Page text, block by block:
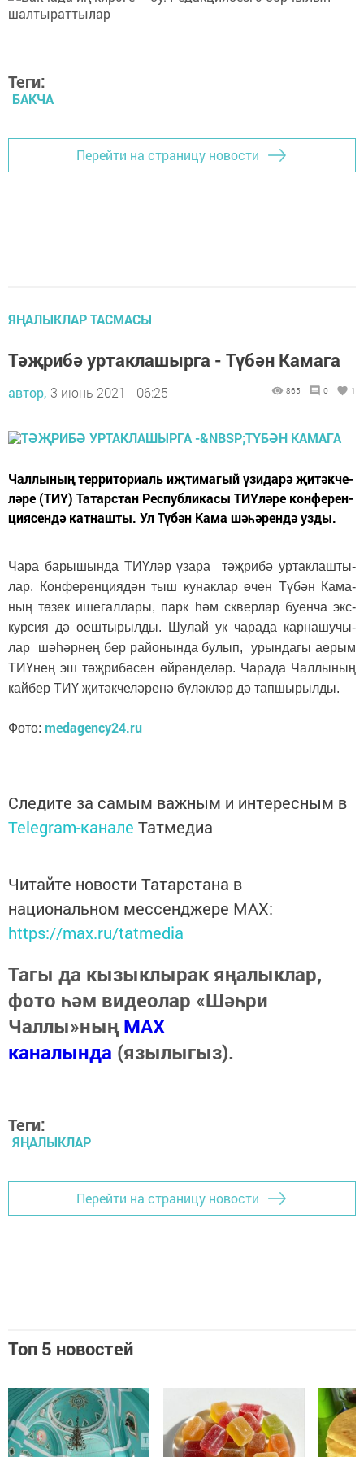
Теги:
БАКЧА
Перейти на страницу новости
ЯҢАЛЫКЛАР ТАСМАСЫ
Тәҗ­ри­бә ур­так­ла­шыр­га - Тү­бән Ка­ма­га
автор, 3 июнь 2021 - 06:25 865 0 1
Чал­лы­ның тер­ри­то­ри­аль иҗ­ти­магый үзи­да­рә җи­тәк­че­
лә­ре (ТИҮ) Та­тар­стан Рес­пуб­ли­ка­сы ТИ­Ү­лә­ре кон­фе­рен­
ци­я­сен­дә кат­наш­ты. Ул Тү­бән Ка­ма шә­һә­рен­дә уз­ды.
Ча­ра ба­ры­шын­да ТИ­Ү­ләр үза­ра тәҗ­ри­бә ур­так­лаш­ты­
лар. Кон­фе­рен­ци­я­дән тыш ку­нак­лар өчен Тү­бән Ка­ма­
ның тө­зек ише­гал­ла­ры, парк һәм сквер­лар бу­ен­ча экс­
кур­сия дә оеш­ты­рыл­ды. Шу­лай ук ча­ра­да кар­на­шу­чы­
лар шә­һәр­нең бер ра­йо­нын­да бу­лып, урын­да­гы ае­рым
ТИ­Ү­нең эш тәҗ­ри­бә­сен өй­рәнде­ләр. Ча­ра­да Чал­лы­ның
кай­бер ТИҮ җи­тәк­че­лә­ре­нә бү­ләк­ләр дә тап­шы­рыл­ды.
Фото: medagency24.ru
Следите за самым важным и интересным в
Telegram-канале Татмедиа
Читайте новости Татарстана в
национальном мессенджере MАХ:
https://max.ru/tatmedia
Тагы да кызыклырак яңалыклар,
фото һәм видеолар «Шәһри
Чаллы»ныңMAX
каналында (язылыгыз).
Теги:
ЯҢАЛЫКЛАР
Перейти на страницу новости
Топ 5 новостей